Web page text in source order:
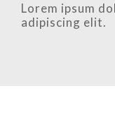
Lorem ipsum
adipiscing elit.